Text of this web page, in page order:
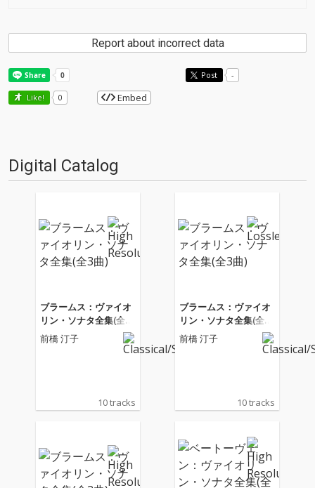
Report about incorrect data
Post -
Like! 0 Embed
Digital Catalog
ブラームス：ヴァイオ
リン・ソナタ全集(全3
曲)
前橋 汀子
10 tracks
ブラームス：ヴァイオ
リン・ソナタ全集(全3
曲)
前橋 汀子
10 tracks